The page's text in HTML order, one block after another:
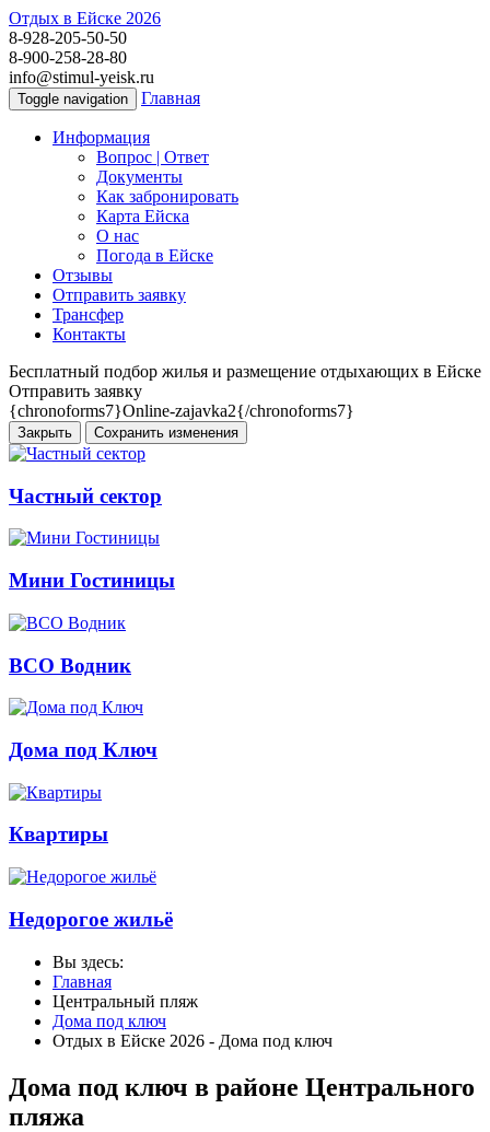
Отдых в Ейске 2026
8-928-205-50-50
8-900-258-28-80
info@stimul-yeisk.ru
Toggle navigation Главная
Информация
Вопрос | Ответ
Документы
Как забронировать
Карта Ейска
О наc
Погода в Ейске
Отзывы
Отправить заявку
Трансфер
Контакты
Бесплатный подбор жилья и размещение отдыхающих в Ейске
Отправить заявку
{chronoforms7}Online-zajavka2{/chronoforms7}
Закрыть Сохранить изменения
Частный сектор
Мини Гостиницы
ВСО Водник
Дома под Ключ
Квартиры
Недорогое жильё
Вы здесь:
Главная
Центральный пляж
Дома под ключ
Отдых в Ейске 2026 - Дома под ключ
Дома под ключ в районе Центрального
пляжа